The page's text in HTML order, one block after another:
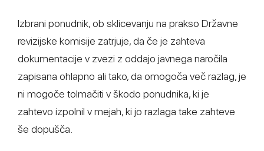
Izbrani ponudnik, ob sklicevanju na prakso Državne
revizijske komisije zatrjuje, da če je zahteva
dokumentacije v zvezi z oddajo javnega naročila
zapisana ohlapno ali tako, da omogoča več razlag, je
ni mogoče tolmačiti v škodo ponudnika, ki je
zahtevo izpolnil v mejah, ki jo razlaga take zahteve
še dopušča.